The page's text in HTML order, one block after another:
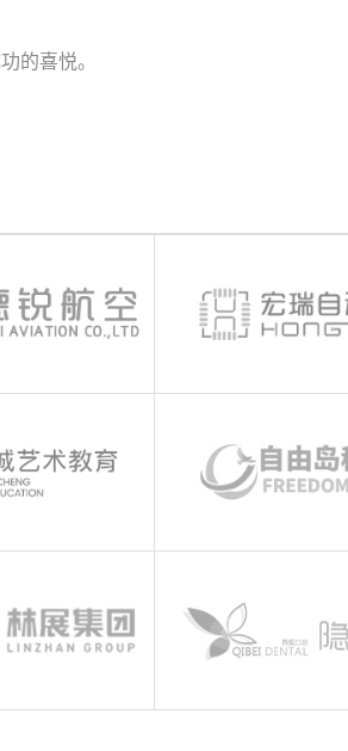
的喜悦。